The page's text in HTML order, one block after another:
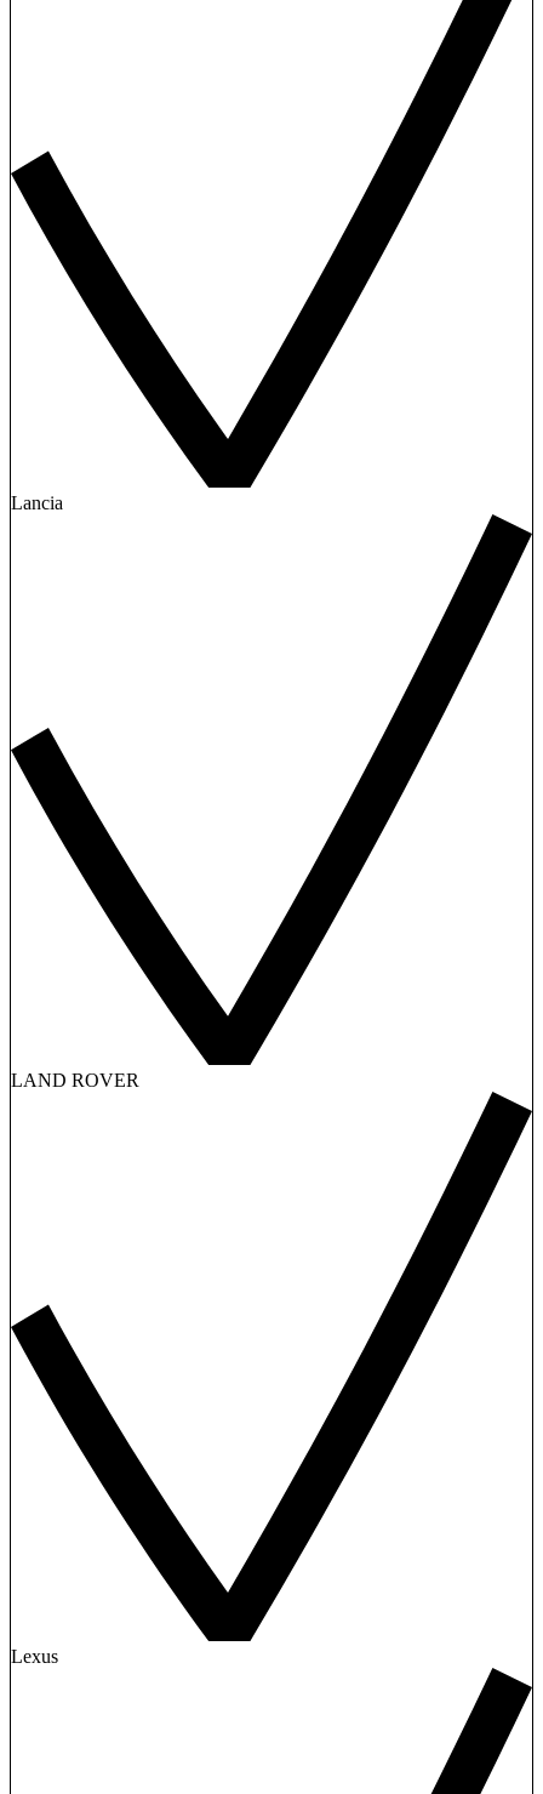
Lancia
LAND ROVER
Lexus